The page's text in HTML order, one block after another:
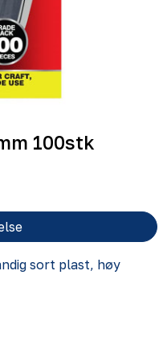
100stk
sort plast, høy